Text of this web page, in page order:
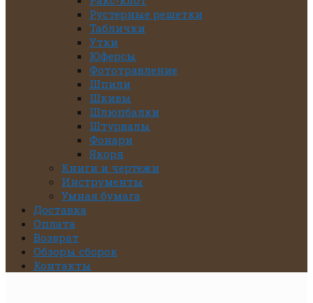
Рустерные решетки
Таблички
Утки
Юферсы
Фототравление
Шпили
Шкивы
Шлюпбалки
Штурвалы
Фонари
Якоря
Книги и чертежи
Инструменты
Умная бумага
Доставка
Оплата
Возврат
Обзоры сборок
Контакты